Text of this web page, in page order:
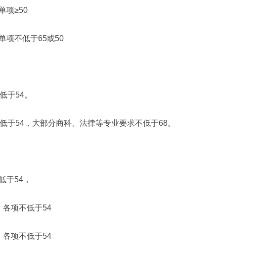
项≥50
项不低于65或50
于54。
于54，大部分商科、法律等专业要求不低于68。
于54，
各项不低于54
各项不低于54